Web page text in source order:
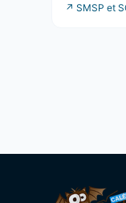
↗ SMSP et